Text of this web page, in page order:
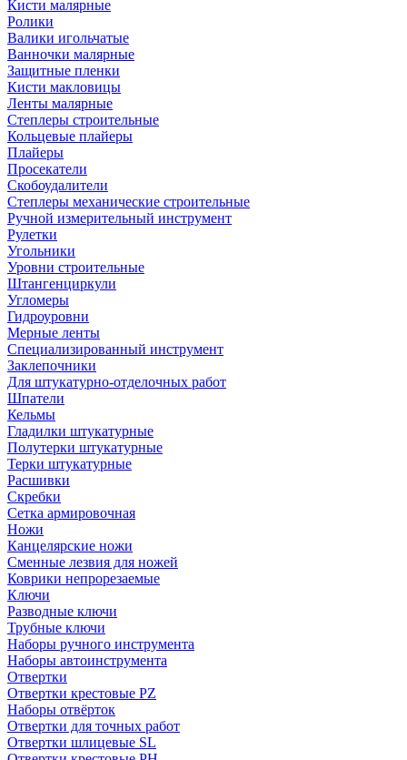
Кисти малярные
Ролики
Валики игольчатые
Ванночки малярные
Защитные пленки
Кисти макловицы
Ленты малярные
Степлеры строительные
Кольцевые плайеры
Плайеры
Просекатели
Скобоудалители
Степлеры механические строительные
Ручной измерительный инструмент
Рулетки
Угольники
Уровни строительные
Штангенциркули
Угломеры
Гидроуровни
Мерные ленты
Специализированный инструмент
Заклепочники
Для штукатурно-отделочных работ
Шпатели
Кельмы
Гладилки штукатурные
Полутерки штукатурные
Терки штукатурные
Расшивки
Скребки
Сетка армировочная
Ножи
Канцелярские ножи
Сменные лезвия для ножей
Коврики непрорезаемые
Ключи
Разводные ключи
Трубные ключи
Наборы ручного инструмента
Наборы автоинструмента
Отвертки
Отвертки крестовые PZ
Наборы отвёрток
Отвертки для точных работ
Отвертки шлицевые SL